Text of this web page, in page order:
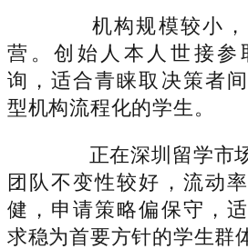
机构规模较小，
营。创始人本人世接参
询，适合青睐取决策者
型机构流程化的学生。
正在深圳留学市
团队不变性较好，流动
健，申请策略偏保守，
求稳为首要方针的学生群